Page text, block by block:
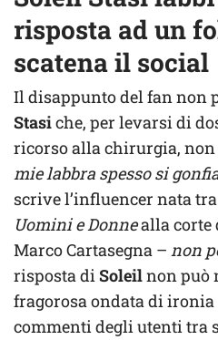
risposta ad un
scatena il social
Il disappunto del fan non
Stasiche, per levarsi di
ricorso alla chirurgia,
mie labbra spesso si
scrive l’influencer nata
Uomini e Donnealla corte
Marco Cartasegna – non
risposta diSoleilnon può
fragorosa ondata di
commenti degli utenti tra